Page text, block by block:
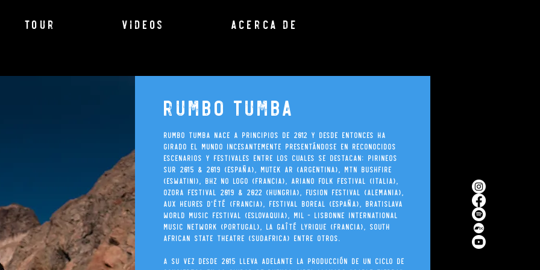
TOUR VIDEOS Acerca de
rumbo tumba
Rumbo Tumba nace a principios de 2012 y desde entonces ha
girado el mundo incesantemente presentándose en reconocidos
escenarios y festivales entre los cuales se destacan: Pirineos
Sur 2015 & 2019 (España), Mutek AR (Argentina), MTN Bushfire
(Eswatini), BHZ No Logo (Francia), Ariano Folk Festival (Italia),
Ozora Festival 2019 & 2022 (Hungria), Fusion Festival (Alemania),
Aux Heures d'été (Francia), Festival Boreal (España), Bratislava
World Music Festival (Eslovaquia), MIL - Lisbonne International
Music Network (Portugal), La Gaîté Lyrique (Francia), South
African State Theatre (Sudafrica) entre otros.
A su vez desde 2015 lleva adelante la producción de un ciclo de